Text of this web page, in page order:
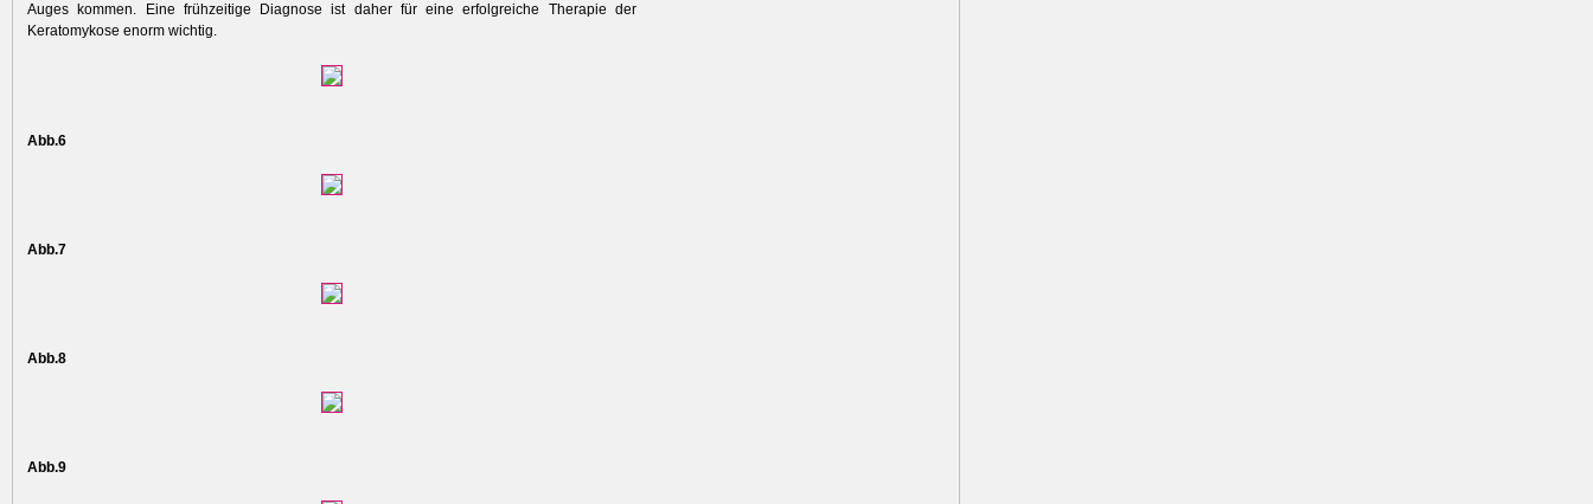
Auges kommen. Eine frühzeitige Diagnose ist daher für eine erfolgreiche Therapie der
Keratomykose enorm wichtig.
Abb.6
Abb.7
Abb.8
Abb.9